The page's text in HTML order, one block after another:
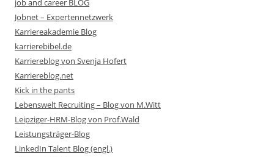
job and career BLOG
Jobnet – Expertennetzwerk
Karriereakademie Blog
karrierebibel.de
Karriereblog von Svenja Hofert
Karriereblog.net
Kick in the pants
Lebenswelt Recruiting – Blog von M.Witt
Leipziger-HRM-Blog von Prof.Wald
Leistungsträger-Blog
LinkedIn Talent Blog (engl.)